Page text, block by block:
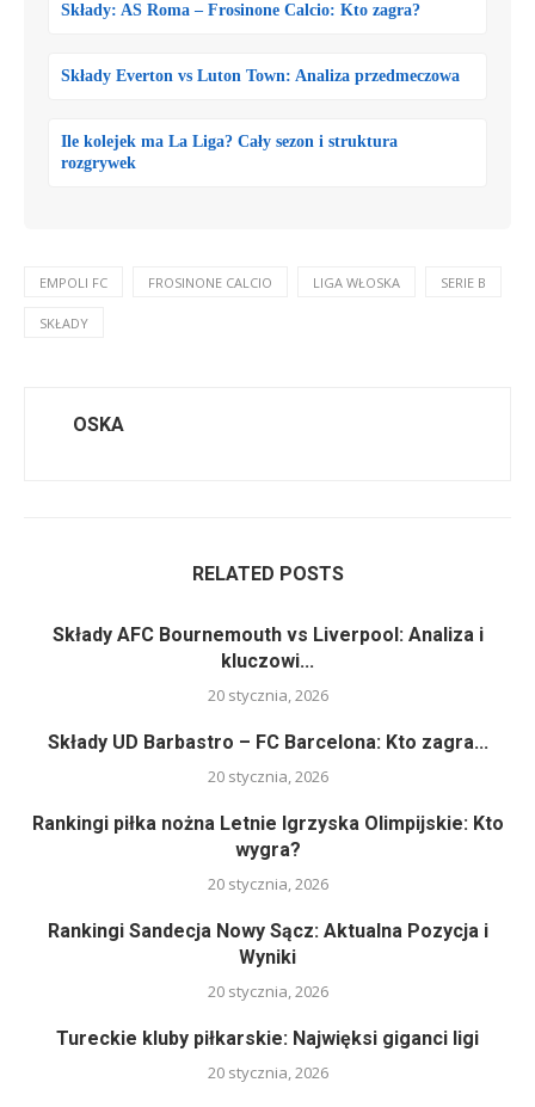
Składy: AS Roma – Frosinone Calcio: Kto zagra?
Składy Everton vs Luton Town: Analiza przedmeczowa
Ile kolejek ma La Liga? Cały sezon i struktura
rozgrywek
EMPOLI FC FROSINONE CALCIO LIGA WŁOSKA SERIE B
SKŁADY
OSKA
RELATED POSTS
Składy AFC Bournemouth vs Liverpool: Analiza i
kluczowi...
20 stycznia, 2026
Składy UD Barbastro – FC Barcelona: Kto zagra...
20 stycznia, 2026
Rankingi piłka nożna Letnie Igrzyska Olimpijskie: Kto
wygra?
20 stycznia, 2026
Rankingi Sandecja Nowy Sącz: Aktualna Pozycja i
Wyniki
20 stycznia, 2026
Tureckie kluby piłkarskie: Najwięksi giganci ligi
20 stycznia, 2026